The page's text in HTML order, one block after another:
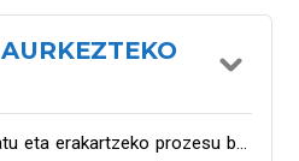
eta erakartzeko prozesu bat